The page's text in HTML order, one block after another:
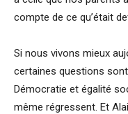
compte de ce qu’était
Si nous vivons mieux
certaines questions
Démocratie et égalité
même régressent. Et